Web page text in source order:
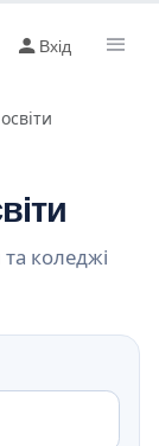
Вхід
та коледжі